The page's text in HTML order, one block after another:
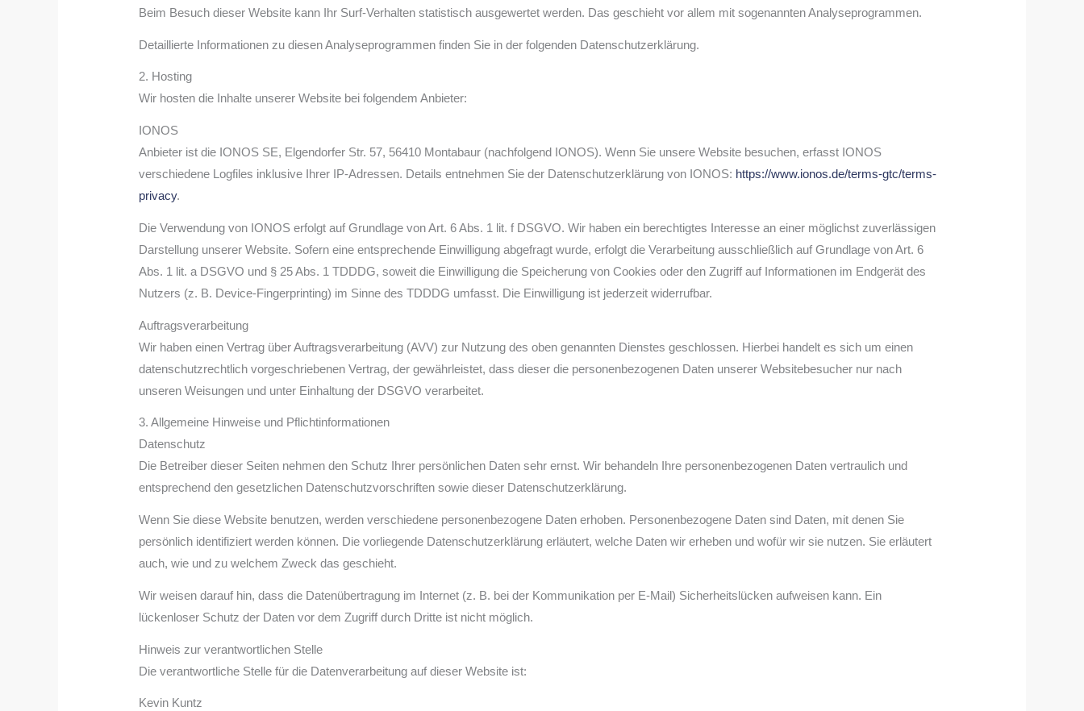
Beim Besuch dieser Website kann Ihr Surf-Verhalten statistisch ausgewertet werden. Das geschieht vor allem mit sogenannten Analyseprogrammen.
Detaillierte Informationen zu diesen Analyseprogrammen finden Sie in der folgenden Datenschutzerklärung.
2. Hosting
Wir hosten die Inhalte unserer Website bei folgendem Anbieter:
IONOS
Anbieter ist die IONOS SE, Elgendorfer Str. 57, 56410 Montabaur (nachfolgend IONOS). Wenn Sie unsere Website besuchen, erfasst IONOS
verschiedene Logfiles inklusive Ihrer IP-Adressen. Details entnehmen Sie der Datenschutzerklärung von IONOS: https://www.ionos.de/terms-gtc/terms-
privacy.
Die Verwendung von IONOS erfolgt auf Grundlage von Art. 6 Abs. 1 lit. f DSGVO. Wir haben ein berechtigtes Interesse an einer möglichst zuverlässigen
Darstellung unserer Website. Sofern eine entsprechende Einwilligung abgefragt wurde, erfolgt die Verarbeitung ausschließlich auf Grundlage von Art. 6
Abs. 1 lit. a DSGVO und § 25 Abs. 1 TDDDG, soweit die Einwilligung die Speicherung von Cookies oder den Zugriff auf Informationen im Endgerät des
Nutzers (z. B. Device-Fingerprinting) im Sinne des TDDDG umfasst. Die Einwilligung ist jederzeit widerrufbar.
Auftragsverarbeitung
Wir haben einen Vertrag über Auftragsverarbeitung (AVV) zur Nutzung des oben genannten Dienstes geschlossen. Hierbei handelt es sich um einen
datenschutzrechtlich vorgeschriebenen Vertrag, der gewährleistet, dass dieser die personenbezogenen Daten unserer Websitebesucher nur nach
unseren Weisungen und unter Einhaltung der DSGVO verarbeitet.
3. Allgemeine Hinweise und Pflicht­informationen
Datenschutz
Die Betreiber dieser Seiten nehmen den Schutz Ihrer persönlichen Daten sehr ernst. Wir behandeln Ihre personenbezogenen Daten vertraulich und
entsprechend den gesetzlichen Datenschutzvorschriften sowie dieser Datenschutzerklärung.
Wenn Sie diese Website benutzen, werden verschiedene personenbezogene Daten erhoben. Personenbezogene Daten sind Daten, mit denen Sie
persönlich identifiziert werden können. Die vorliegende Datenschutzerklärung erläutert, welche Daten wir erheben und wofür wir sie nutzen. Sie erläutert
auch, wie und zu welchem Zweck das geschieht.
Wir weisen darauf hin, dass die Datenübertragung im Internet (z. B. bei der Kommunikation per E-Mail) Sicherheitslücken aufweisen kann. Ein
lückenloser Schutz der Daten vor dem Zugriff durch Dritte ist nicht möglich.
Hinweis zur verantwortlichen Stelle
Die verantwortliche Stelle für die Datenverarbeitung auf dieser Website ist:
Kevin Kuntz